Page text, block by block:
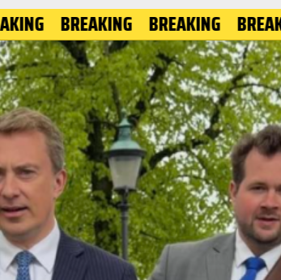
BREAKING BREAKING BREAKING